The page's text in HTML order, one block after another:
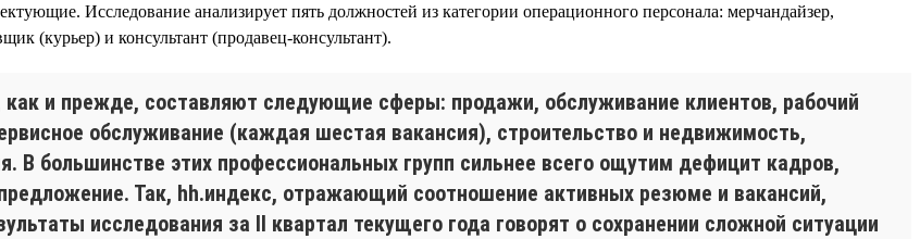
Исследование анализирует пять должностей из категории операционного персонала: мерчандайзер,
(курьер) и консультант (продавец-консультант).
и прежде, составляют следующие сферы: продажи, обслуживание клиентов, рабочий
обслуживание (каждая шестая вакансия), строительство и недвижимость,
В большинстве этих профессиональных групп сильнее всего ощутим дефицит кадров,
Так, hh.индекс, отражающий соотношение активных резюме и вакансий,
исследования за II квартал текущего года говорят о сохранении сложной ситуации